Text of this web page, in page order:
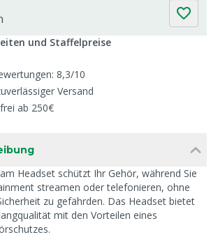
und Staffelpreise
8,3/10
Versand
ab 250€
Headset schützt Ihr Gehör, während Sie
streamen oder telefonieren, ohne
zu gefährden. Das Headset bietet
mit den Vorteilen eines